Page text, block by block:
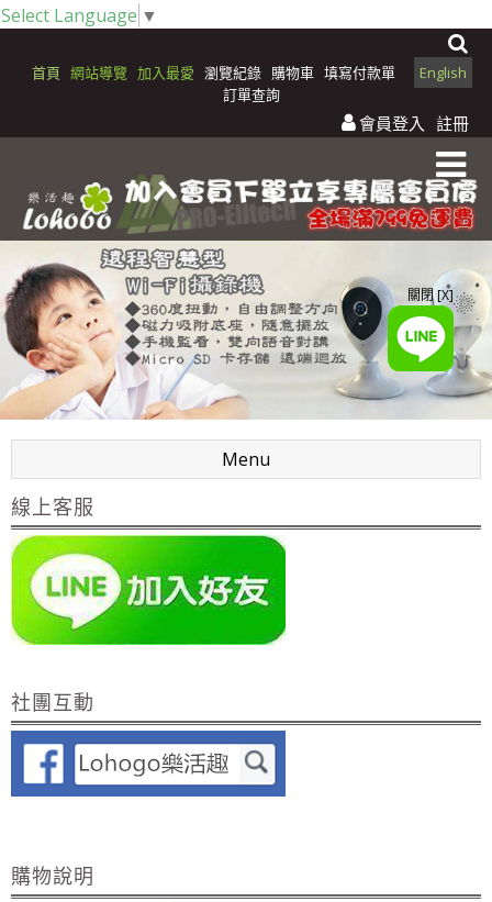
Select Language ▼
首頁 網站導覽 加入最愛 English
瀏覽紀錄 購物車 填寫付款單
訂單查詢
會員登入 註冊
Menu
線上客服
社團互動
購物說明
關閉 [X]